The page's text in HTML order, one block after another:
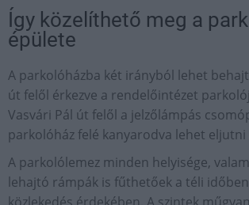
Így közelíthető meg a
épülete
A parkolóházba két irányból lehet
út felől érkezve a rendelőintézet
Vasvári Pál út felől a jelzőlámpás
parkolóház felé kanyarodva lehet
A parkolólemez minden helyisége,
lehajtó rámpák is fűthetőek a téli